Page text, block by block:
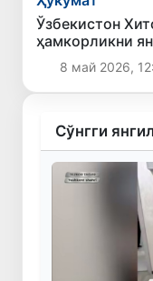
Ўзбекистон
ҳамкорликни
8 май 2026,
Сўнгги